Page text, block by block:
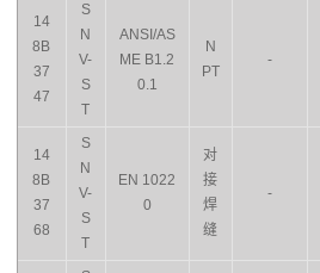
14
8B
37
47
S
N
V-
S
T
ANSI/AS
ME B1.2
0.1
N
PT
-
14
8B
37
68
S
N
V-
S
T
EN 1022
0
对
接
焊
缝
-